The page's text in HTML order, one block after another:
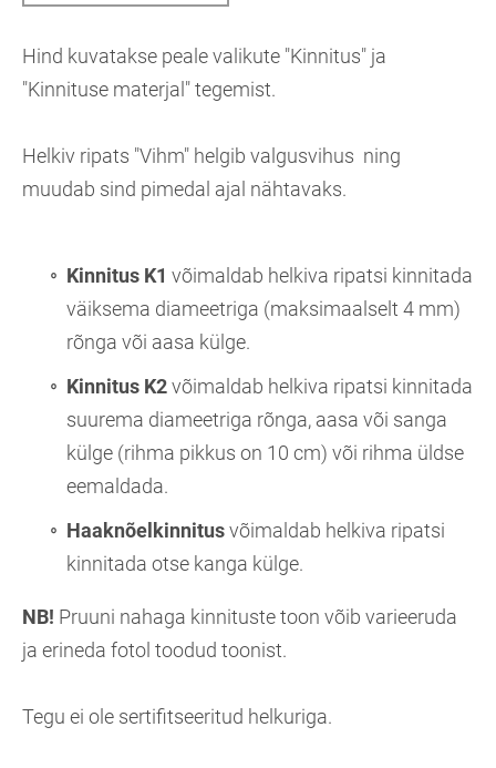
Hind kuvatakse peale valikute "Kinnitus" ja
"Kinnituse materjal" tegemist.
Helkiv ripats "Vihm" helgib valgusvihus ning
muudab sind pimedal ajal nähtavaks.
Kinnitus K1 võimaldab helkiva ripatsi kinnitada
väiksema diameetriga (maksimaalselt 4 mm)
rõnga või aasa külge.
Kinnitus K2võimaldab helkiva ripatsi kinnitada
suurema diameetriga rõnga, aasa või sanga
külge (rihma pikkus on 10 cm) või rihma üldse
eemaldada.
Haaknõelkinnitusvõimaldab helkiva ripatsi
kinnitada otse kanga külge.
NB! Pruuni nahaga kinnituste toon võib varieeruda
ja erineda fotol toodud toonist.
Tegu ei ole sertifitseeritud helkuriga.